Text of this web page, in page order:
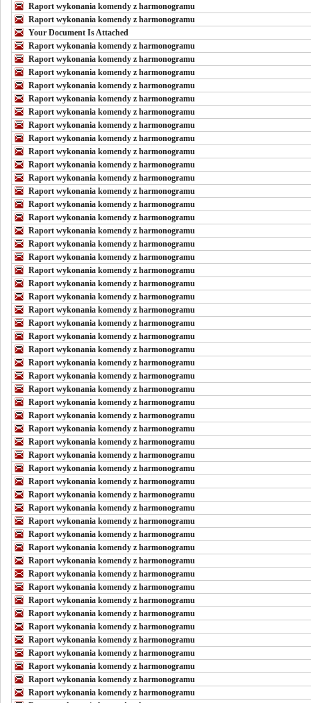
Raport wykonania komendy z harmonogramu
Raport wykonania komendy z harmonogramu
Your Document Is Attached
Raport wykonania komendy z harmonogramu
Raport wykonania komendy z harmonogramu
Raport wykonania komendy z harmonogramu
Raport wykonania komendy z harmonogramu
Raport wykonania komendy z harmonogramu
Raport wykonania komendy z harmonogramu
Raport wykonania komendy z harmonogramu
Raport wykonania komendy z harmonogramu
Raport wykonania komendy z harmonogramu
Raport wykonania komendy z harmonogramu
Raport wykonania komendy z harmonogramu
Raport wykonania komendy z harmonogramu
Raport wykonania komendy z harmonogramu
Raport wykonania komendy z harmonogramu
Raport wykonania komendy z harmonogramu
Raport wykonania komendy z harmonogramu
Raport wykonania komendy z harmonogramu
Raport wykonania komendy z harmonogramu
Raport wykonania komendy z harmonogramu
Raport wykonania komendy z harmonogramu
Raport wykonania komendy z harmonogramu
Raport wykonania komendy z harmonogramu
Raport wykonania komendy z harmonogramu
Raport wykonania komendy z harmonogramu
Raport wykonania komendy z harmonogramu
Raport wykonania komendy z harmonogramu
Raport wykonania komendy z harmonogramu
Raport wykonania komendy z harmonogramu
Raport wykonania komendy z harmonogramu
Raport wykonania komendy z harmonogramu
Raport wykonania komendy z harmonogramu
Raport wykonania komendy z harmonogramu
Raport wykonania komendy z harmonogramu
Raport wykonania komendy z harmonogramu
Raport wykonania komendy z harmonogramu
Raport wykonania komendy z harmonogramu
Raport wykonania komendy z harmonogramu
Raport wykonania komendy z harmonogramu
Raport wykonania komendy z harmonogramu
Raport wykonania komendy z harmonogramu
Raport wykonania komendy z harmonogramu
Raport wykonania komendy z harmonogramu
Raport wykonania komendy z harmonogramu
Raport wykonania komendy z harmonogramu
Raport wykonania komendy z harmonogramu
Raport wykonania komendy z harmonogramu
Raport wykonania komendy z harmonogramu
Raport wykonania komendy z harmonogramu
Raport wykonania komendy z harmonogramu
Raport wykonania komendy z harmonogramu